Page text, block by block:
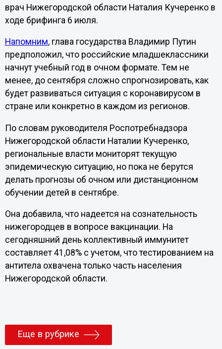
врач Нижегородской области Наталия Кучеренко в
ходе брифинга 6 июля.
Напомним, глава государства Владимир Путин
предположил, что российские младшеклассники
начнут учебный год в очном формате. Тем не
менее, до сентября сложно спрогнозировать, как
будет развиваться ситуация с коронавирусом в
стране или конкретно в каждом из регионов.
По словам руководителя Роспотребнадзора
Нижегородской области Наталии Кучеренко,
региональные власти мониторят текущую
эпидемическую ситуацию, но пока не берутся
делать прогнозы об очном или дистанционном
обучении детей в сентябре.
Она добавила, что надеется на сознательность
нижегородцев в вопросе вакцинации. На
сегодняшний день коллективный иммунитет
составляет 41,08% с учетом, что тестированием на
антитела охвачена только часть населения
Нижегородской области.
Еще в рубрике